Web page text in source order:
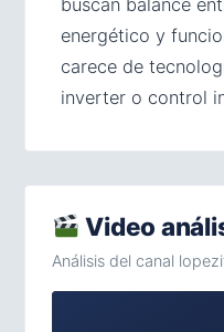
energético y
carece de
inverter o control
Video
Análisis del canal